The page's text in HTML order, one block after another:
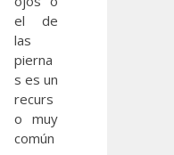
el de
las
pierna
s es un
recurs
o muy
común